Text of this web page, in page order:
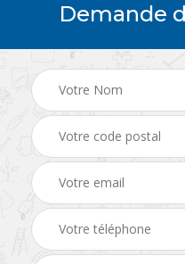
Demande